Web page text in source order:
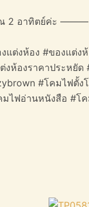
2 อาทิตย์ค่ะ ———
แต่งห้อง #ของแต่ง
งห้องราคาประหยั
#โคมไฟตั้
ไฟอ่านหนังสือ #โ